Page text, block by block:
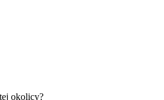
okolicy?